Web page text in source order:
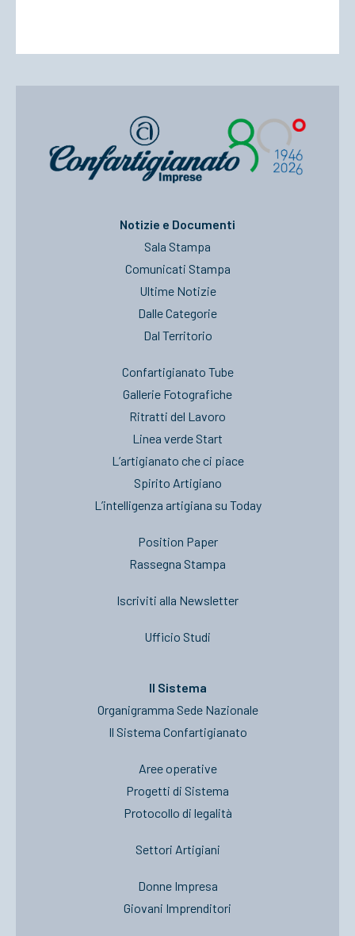
Notizie e Documenti
Sala Stampa
Comunicati Stampa
Ultime Notizie
Dalle Categorie
Dal Territorio
Confartigianato Tube
Gallerie Fotografiche
Ritratti del Lavoro
Linea verde Start
L’artigianato che ci piace
Spirito Artigiano
L’intelligenza artigiana su Today
Position Paper
Rassegna Stampa
Iscriviti alla Newsletter
Ufficio Studi
Il Sistema
Organigramma Sede Nazionale
Il Sistema Confartigianato
Aree operative
Progetti di Sistema
Protocollo di legalità
Settori Artigiani
Donne Impresa
Giovani Imprenditori